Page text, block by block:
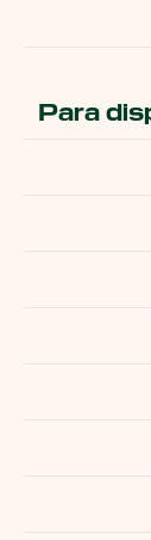
Para